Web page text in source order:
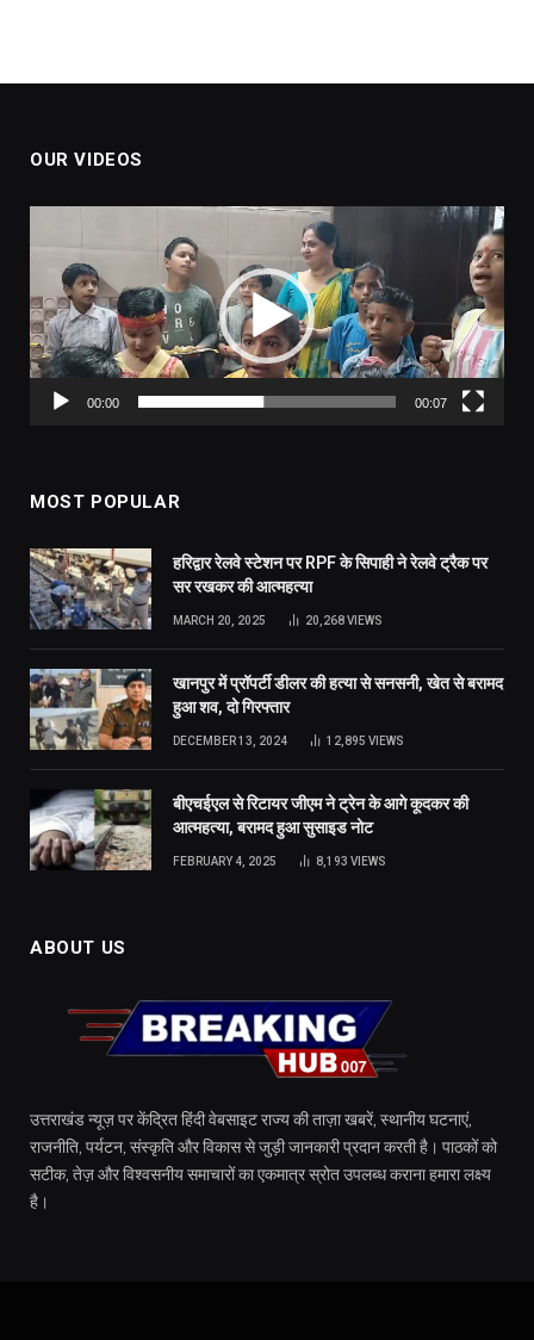
OUR VIDEOS
00:00 00:07
MOST POPULAR
हरिद्वार रेलवे स्टेशन पर RPF के सिपाही ने रेलवे ट्रैक पर
सर रखकर की आत्महत्या
MARCH 20, 2025 20,268VIEWS
खानपुर में प्रॉपर्टी डीलर की हत्या से सनसनी, खेत से बरामद
हुआ शव, दो गिरफ्तार
DECEMBER 13, 2024 12,895 VIEWS
बीएचईएल से रिटायर जीएम ने ट्रेन के आगे कूदकर की
आत्महत्या, बरामद हुआ सुसाइड नोट
FEBRUARY 4, 2025 8,193 VIEWS
ABOUT US
उत्तराखंड न्यूज़ पर केंद्रित हिंदी वेबसाइट राज्य की ताज़ा खबरें, स्थानीय घटनाएं,
राजनीति, पर्यटन, संस्कृति और विकास से जुड़ी जानकारी प्रदान करती है। पाठकों को
सटीक, तेज़ और विश्वसनीय समाचारों का एकमात्र स्रोत उपलब्ध कराना हमारा लक्ष्य
है।